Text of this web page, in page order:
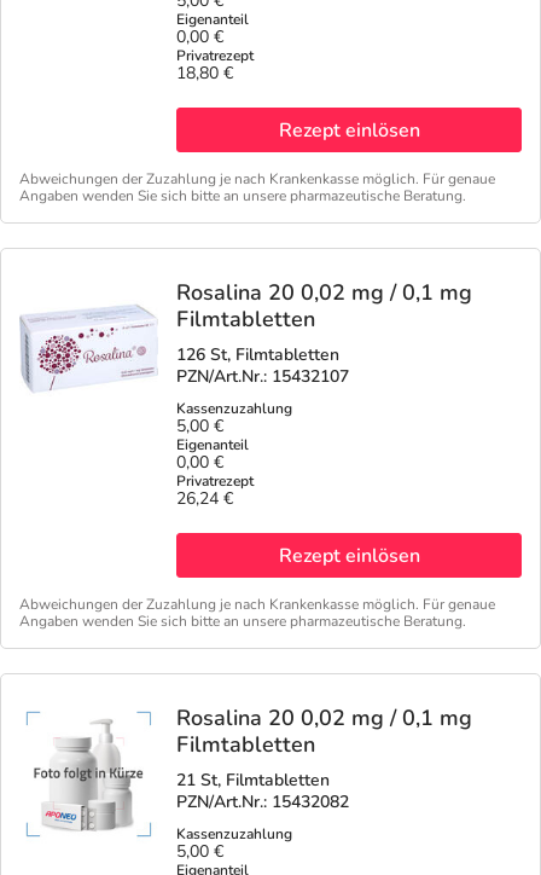
Körperpflege & Kosmetik
Liebe & Erotik
Nahrungsergänzung
Natur & Homöopathie
Sport & Fitness
Tierapotheke
Vitamine & Mineralstoffe
Marken
Geschenkideen
Summer SALE
Insektenschutz
Sommerpflege für Haar und Kopfhaut
Täglich gut versorgt
Fragen und Antworten
Ratgeber
E-Rezept einlösen
E-Rezept App
5% Extra Cash
Eucerin Deals
Frontline & Frontpro Deals
Nattermann Deals
R(h)ein Nutrition Deals
Refluthin, Lasea & Carmenthin Deals
Salus Deals
0,00 €
18,80 €
Rezept einlösen
Abweichungen der Zuzahlung je nach Krankenkasse möglich. Für genaue
Angaben wenden Sie sich bitte an unsere pharmazeutische Beratung.
Rosalina 20 0,02 mg / 0,1 mg
Filmtabletten
126 St, Filmtabletten
PZN/Art.Nr.: 15432107
5,00 €
0,00 €
26,24 €
Rezept einlösen
Abweichungen der Zuzahlung je nach Krankenkasse möglich. Für genaue
Angaben wenden Sie sich bitte an unsere pharmazeutische Beratung.
Rosalina 20 0,02 mg / 0,1 mg
Filmtabletten
21 St, Filmtabletten
PZN/Art.Nr.: 15432082
5,00 €